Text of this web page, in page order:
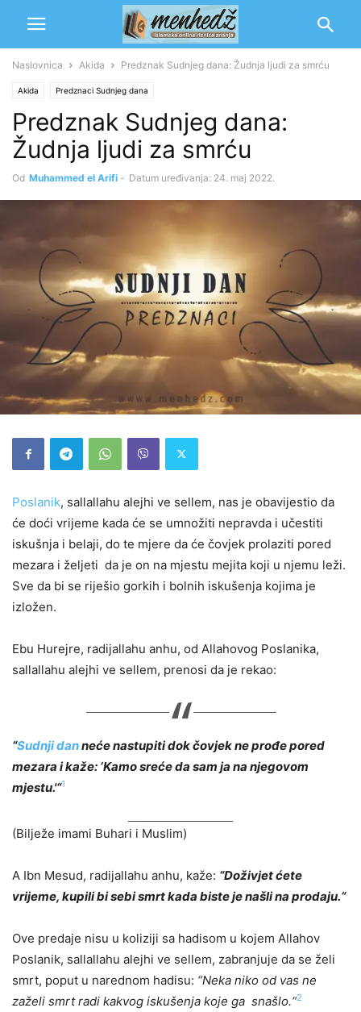
Naslovnica Akida Predznak Sudnjeg dana: Žudnja ljudi za smrću
Akida Predznaci Sudnjeg dana
Predznak Sudnjeg dana:
Žudnja ljudi za smrću
Od Muhammed el Arifi - Datum uređivanja: 24. maj 2022.
Poslanik, sallallahu alejhi ve sellem, nas je obavijestio da
će doći vrijeme kada će se umnožiti nepravda i učestiti
iskušnja i belaji, do te mjere da će čovjek prolaziti pored
mezara i željeti da je on na mjestu mejita koji u njemu leži.
Sve da bi se riješio gorkih i bolnih iskušenja kojima je
izložen.
Ebu Hurejre, radijallahu anhu, od Allahovog Poslanika,
sallallahu alejhi ve sellem, prenosi da je rekao:
“Sudnji danneće nastupiti dok čovjek ne prođe pored
mezara i kaže: ‘Kamo sreće da sam ja na njegovom
mjestu.'“1
(Bilježe imami Buhari i Muslim)
A Ibn Mesud, radijallahu anhu, kaže: “Doživjet ćete
vrijeme, kupili bi sebi smrt kada biste je našli na prodaju.“
Ove predaje nisu u koliziji sa hadisom u kojem Allahov
Poslanik, sallallahu alejhi ve sellem, zabranjuje da se želi
smrt, poput u narednom hadisu: “Neka niko od vas ne
zaželi smrt radi kakvog iskušenja koje ga snašlo.“2